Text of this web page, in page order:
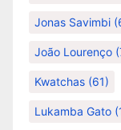
Jonas Savimbi
João Lourenço
Kwatchas (61)
Lukamba Gato